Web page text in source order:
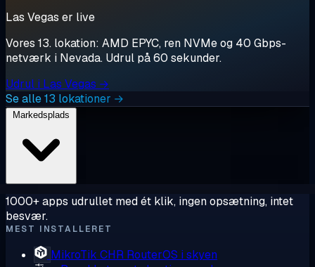
Las Vegas er live
Vores 13. lokation: AMD EPYC, ren NVMe og 40 Gbps-
netværk i Nevada. Udrul på 60 sekunder.
Udrul i Las Vegas →
Se alle 13 lokationer →
1000+ apps udrullet med ét klik, ingen opsætning, intet
besvær.
MEST INSTALLERET
MikroTik CHR RouterOS i skyen